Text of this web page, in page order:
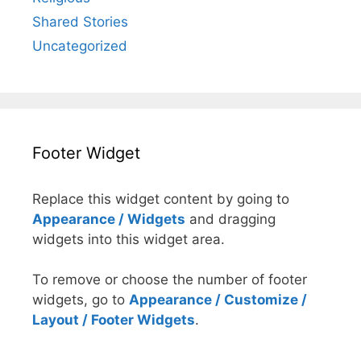
Shared Stories
Uncategorized
Footer Widget
Replace this widget content by going to
Appearance / Widgets and dragging
widgets into this widget area.
To remove or choose the number of footer
widgets, go to Appearance / Customize /
Layout / Footer Widgets.